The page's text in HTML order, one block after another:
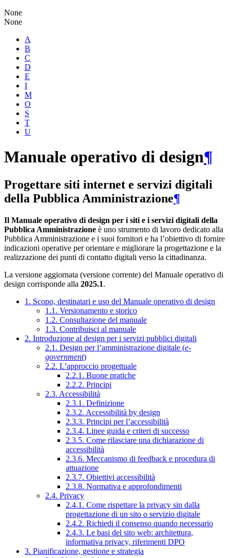
None
None
A
B
C
D
E
I
M
O
S
T
U
Manuale operativo di design¶
Progettare siti internet e servizi digitali
della Pubblica Amministrazione¶
Il Manuale operativo di design per i siti e i servizi digitali della
Pubblica Amministrazione è uno strumento di lavoro dedicato alla
Pubblica Amministrazione e i suoi fornitori e ha l’obiettivo di fornire
indicazioni operative per orientare e migliorare la progettazione e la
realizzazione dei punti di contatto digitali verso la cittadinanza.
La versione aggiornata (versione corrente) del Manuale operativo di
design corrisponde alla 2025.1.
1. Scopo, destinatari e uso del Manuale operativo di design
1.1. Versionamento e storico
1.2. Consultazione del manuale
1.3. Contribuisci al manuale
2. Introduzione al design per i servizi pubblici digitali
2.1. Design per l’amministrazione digitale (e-
government)
2.2. L’approccio progettuale
2.2.1. Buone pratiche
2.2.2. Principi
2.3. Accessibilità
2.3.1. Definizione
2.3.2. Accessibilità by design
2.3.3. Principi per l’accessibilità
2.3.4. Linee guida e criteri di successo
2.3.5. Come rilasciare una dichiarazione di
accessibilità
2.3.6. Meccanismo di feedback e procedura di
attuazione
2.3.7. Obiettivi accessibilità
2.3.8. Normativa e approfondimenti
2.4. Privacy
2.4.1. Come rispettare la privacy sin dalla
progettazione di un sito o servizio digitale
2.4.2. Richiedi il consenso quando necessario
2.4.3. Le basi del sito web: architettura,
informativa privacy, riferimenti DPO
3. Pianificazione, gestione e strategia